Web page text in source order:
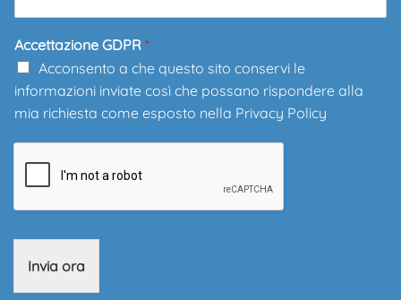
Accettazione GDPR *
Acconsento a che questo sito conservi le
informazioni inviate così che possano rispondere alla
mia richiesta come esposto nella Privacy Policy
Invia ora